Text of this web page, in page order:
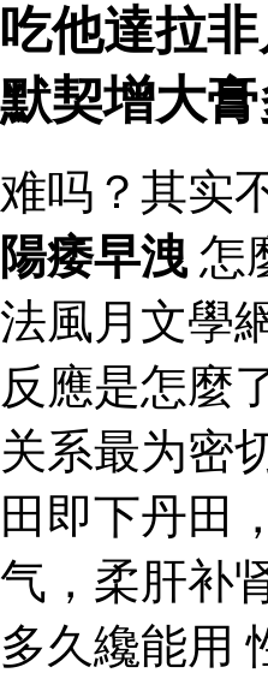
吃他達拉
默契增大
难吗？其实
陽痿早洩 怎
法風月文學
反應是怎麼
关系最为密
田即下丹田
气，柔肝补
多久纔能用